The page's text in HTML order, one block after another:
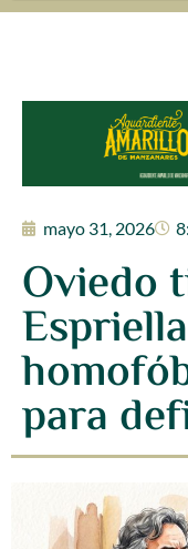
mayo 31, 2026
Oviedo
para